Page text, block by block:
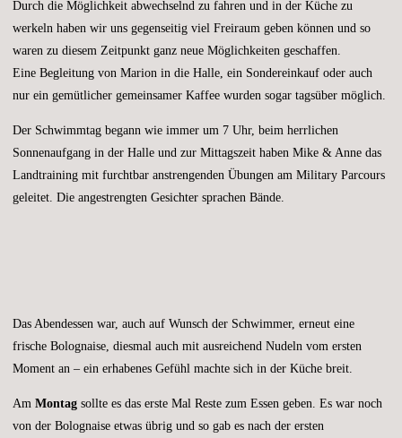
Durch die Möglichkeit abwechselnd zu fahren und in der Küche zu
werkeln haben wir uns gegenseitig viel Freiraum geben können und so
waren zu diesem Zeitpunkt ganz neue Möglichkeiten geschaffen.
Eine Begleitung von Marion in die Halle, ein Sondereinkauf oder auch
nur ein gemütlicher gemeinsamer Kaffee wurden sogar tagsüber möglich.
Der Schwimmtag begann wie immer um 7 Uhr, beim herrlichen
Sonnenaufgang in der Halle und zur Mittagszeit haben Mike & Anne das
Landtraining mit furchtbar anstrengenden Übungen am Military Parcours
geleitet. Die angestrengten Gesichter sprachen Bände.
Das Abendessen war, auch auf Wunsch der Schwimmer, erneut eine
frische Bolognaise, diesmal auch mit ausreichend Nudeln vom ersten
Moment an – ein erhabenes Gefühl machte sich in der Küche breit.
AmMontag sollte es das erste Mal Reste zum Essen geben. Es war noch
von der Bolognaise etwas übrig und so gab es nach der ersten